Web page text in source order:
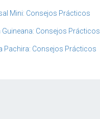
Mini: Consejos Prácticos
Guineana: Consejos Prácticos
Pachira: Consejos Prácticos